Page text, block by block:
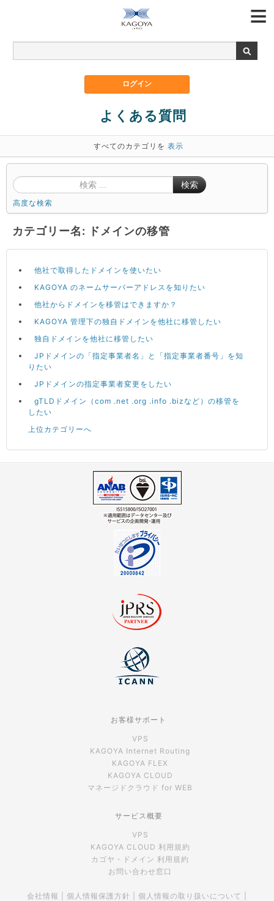
よくある質問
すべてのカテゴリを 表示
検索
高度な検索
カテゴリー名: ドメインの移管
他社で取得したドメインを使いたい
KAGOYA のネームサーバーアドレスを知りたい
他社からドメインを移管はできますか？
KAGOYA 管理下の独自ドメインを他社に移管したい
独自ドメインを他社に移管したい
JPドメインの「指定事業者名」と「指定事業者番号」を知
りたい
JPドメインの指定事業者変更をしたい
gTLDドメイン（com .net .org .info .bizなど）の移管を
したい
上位カテゴリーへ
お客様サポート
VPS
KAGOYA Internet Routing
KAGOYA FLEX
KAGOYA CLOUD
マネージドクラウド for WEB
サービス概要
VPS
KAGOYA CLOUD 利用規約
カゴヤ・ドメイン 利用規約
お問い合わせ窓口
会社情報 個人情報保護方針 個人情報の取り扱いについて